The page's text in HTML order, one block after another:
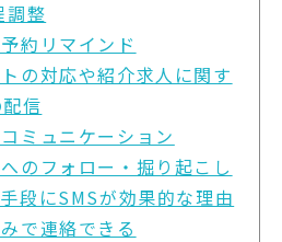
調整
約リマインド
の対応や紹介求人に関す
信
ミュニケーション
のフォロー・掘り起こし
段にSMSが効果的な理由
で連絡できる